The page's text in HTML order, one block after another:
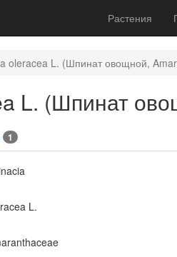
Растения
oleracea L. (Шпинат овощной,
L. (Шпинат
1
L.